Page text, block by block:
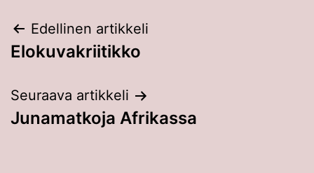
Artikkelien
selaus
Edellinen artikkeli
Elokuvakriitikko
Seuraava artikkeli
Junamatkoja Afrikassa